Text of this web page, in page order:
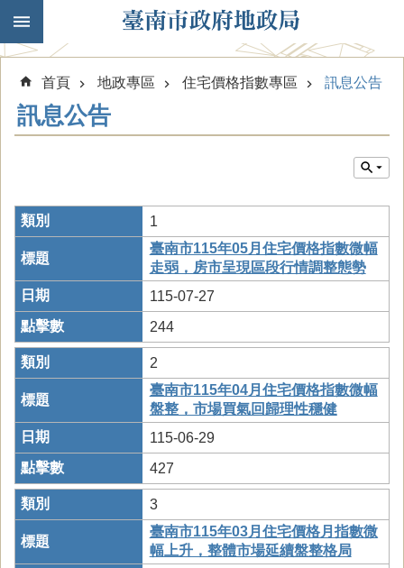
跳到主要內容區塊
首頁 地政專區 住宅價格指數專區 訊息公告
訊息公告
1
臺南市115年05月住宅價格指數微幅
走弱，房市呈現區段行情調整態勢
115-07-27
244
2
臺南市115年04月住宅價格指數微幅
盤整，市場買氣回歸理性穩健
115-06-29
427
3
臺南市115年03月住宅價格月指數微
幅上升，整體市場延續盤整格局